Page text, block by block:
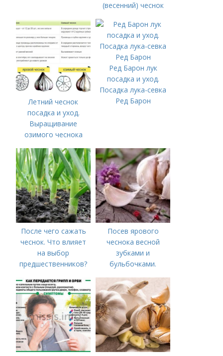
(весенний) чеснок
Летний чеснок
посадка и уход.
Выращивание
озимого чеснока
Ред Барон лук
посадка и уход.
Посадка лука-севка
Ред Барон
После чего сажать
чеснок. Что влияет
на выбор
предшественников?
Посев ярового
чеснока весной
зубками и
бульбочками.
посадки озимого
чеснока